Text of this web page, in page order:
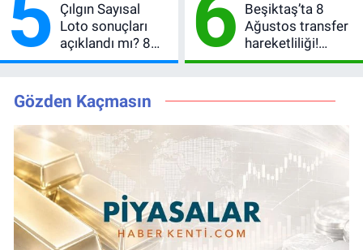
Çılgın Sayısal
Loto sonuçları
açıklandı mı? 8
Ağustos 2026
numaralar
Beşiktaş’ta 8
Ağustos transfer
hareketliliği!
Yönetim 5 bölge
Gözden Kaçmasın